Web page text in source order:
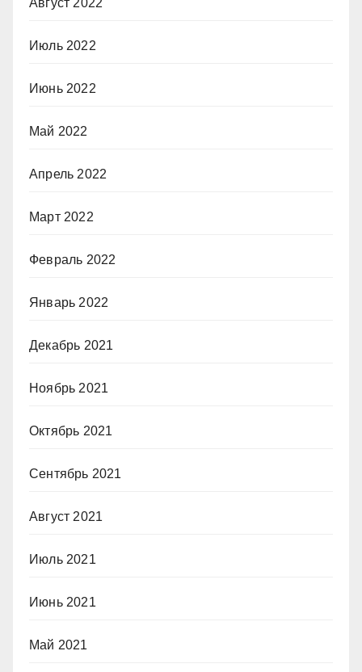
Август 2022
Июль 2022
Июнь 2022
Май 2022
Апрель 2022
Март 2022
Февраль 2022
Январь 2022
Декабрь 2021
Ноябрь 2021
Октябрь 2021
Сентябрь 2021
Август 2021
Июль 2021
Июнь 2021
Май 2021